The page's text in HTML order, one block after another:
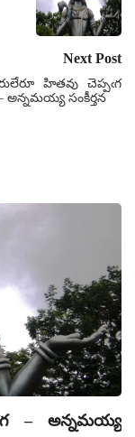
Next Post
హితవు చెప్పఁగ
అన్నమయ్య సంకీర్తన
– అన్నమయ్య